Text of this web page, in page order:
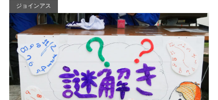
ジョインアス